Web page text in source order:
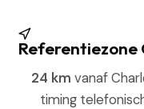
Referentiezone
24 km vanaf
timing